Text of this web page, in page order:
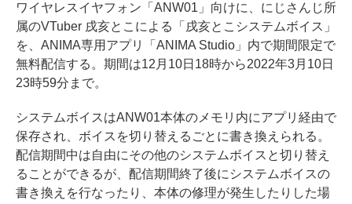
ワイヤレスイヤフォン「ANW01」向けに、にじさんじ所
属のVTuber 戌亥とこによる「戌亥とこシステムボイス」
を、ANIMA専用アプリ「ANIMA Studio」内で期間限定で
無料配信する。期間は12月10日18時から2022年3月10日
23時59分まで。
システムボイスはANW01本体のメモリ内にアプリ経由で
保存され、ボイスを切り替えるごとに書き換えられる。
配信期間中は自由にその他のシステムボイスと切り替え
ることができるが、配信期間終了後にシステムボイスの
書き換えを行なったり、本体の修理が発生したりした場